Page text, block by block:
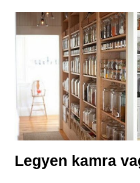
Legyen kamra